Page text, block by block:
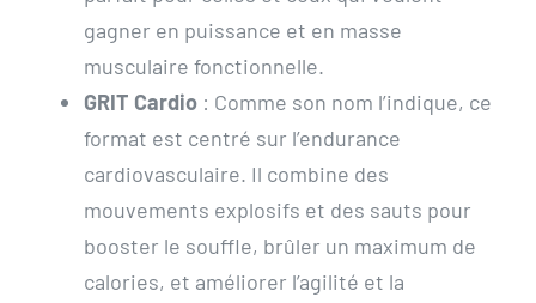
gagner en puissance et en masse
musculaire fonctionnelle.
GRIT Cardio: Comme son nom l’indique, ce
format est centré sur l’endurance
cardiovasculaire. Il combine des
mouvements explosifs et des sauts pour
booster le souffle, brûler un maximum de
calories, et améliorer l’agilité et la